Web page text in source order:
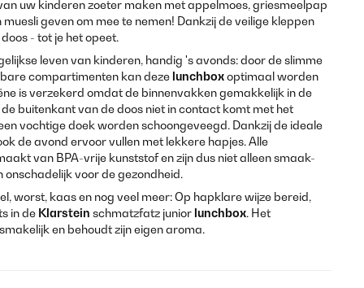
uw kinderen zoeter maken met appelmoes, griesmeelpap
geven om mee te nemen! Dankzij de veilige kleppen
- tot je het opeet.
leven van kinderen, handig 's avonds: door de slimme
compartimenten kan deze lunchboxoptimaal worden
is verzekerd omdat de binnenvakken gemakkelijk in de
buitenkant van de doos niet in contact komt met het
vochtige doek worden schoongeveegd. Dankzij de ideale
de avond ervoor vullen met lekkere hapjes. Alle
van BPA-vrije kunststof en zijn dus niet alleen smaak-
voor de gezondheid.
worst, kaas en nog veel meer: Op hapklare wijze bereid,
in de Klarstein schmatzfatz junior lunchbox. Het
en behoudt zijn eigen aroma.